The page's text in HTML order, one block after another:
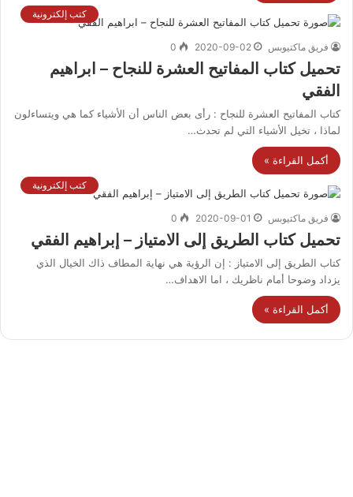
كتب إلكترونية
فريق ماكتيوبس 2020-09-02
0
تحميل كتاب المفاتيح العشرة للنجاح – ابراهيم
الفقي
كتاب المفاتيح العشرة للنجاح : رأى بعض الناس أن الأشياء كما هي ويتساءلون
لماذا ، تخيل الأشياء التي لم تحدث…
أكمل القراءة »
كتب إلكترونية
فريق ماكتيوبس 2020-09-01
0
تحميل كتاب الطريق إلى الامتياز – إبراهيم الفقي
كتاب الطريق إلى الامتياز : إن الرؤية هي نهاية المطاف ذاك الخيال الذي
يزداد وضوحا أمام ناظريك ، اما الاهداف…
أكمل القراءة »